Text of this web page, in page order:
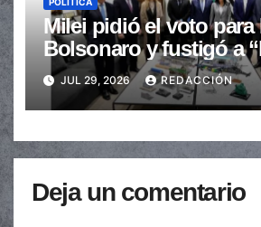
Milei pidió el voto para
Bolsonaro y fustigó a
de mierda”
JUL 29, 2026 REDACCIÓN
Deja un comentario